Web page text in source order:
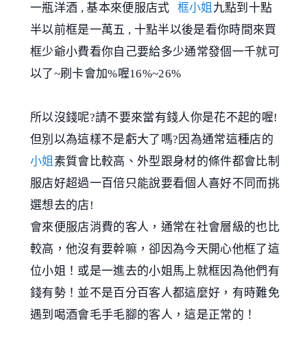
一瓶洋酒 , 基本來便服店式 框小姐 九點到十點
半以前框是一萬五 , 十點半以後是看你時間來買
框少爺小費看你自己要給多少通常發個一千就可
以了~刷卡會加%喔16%~26%
所以沒錢呢?請不要來當有錢人你是花不起的喔!
但別以為這樣不是虧大了嗎?因為通常這種店的
小姐 素質會比較高、外型跟身材的條件都會比制
服店好超過一百倍只能說要看個人喜好不同而挑
選想去的店!
會來便服店消費的客人，通常在社會層級的也比
較高，他沒有要幹嘛，卻因為今天開心他框了這
位小姐！或是一進去的小姐馬上就框因為他們有
錢有勢！並不是百分百客人都這麼好，有時難免
遇到喝酒會毛手毛腳的客人，這是正常的！